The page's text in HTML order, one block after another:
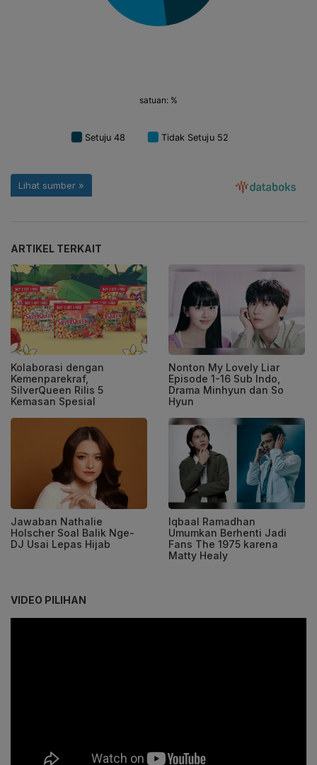
ARTIKEL TERKAIT
Kolaborasi dengan
Kemenparekraf,
SilverQueen Rilis 5
Kemasan Spesial
Nonton My Lovely Liar
Episode 1-16 Sub Indo,
Drama Minhyun dan So
Hyun
Jawaban Nathalie
Holscher Soal Balik Nge-
DJ Usai Lepas Hijab
Iqbaal Ramadhan
Umumkan Berhenti Jadi
Fans The 1975 karena
Matty Healy
VIDEO PILIHAN